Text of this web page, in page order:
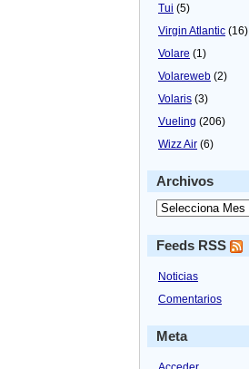
Tui (5)
Virgin Atlantic (16)
Volare (1)
Volareweb (2)
Volaris (3)
Vueling (206)
Wizz Air (6)
Archivos
Feeds RSS
Noticias
Comentarios
Meta